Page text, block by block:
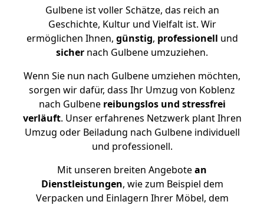
Gulbene ist voller Schätze, das reich an
Geschichte, Kultur und Vielfalt ist. Wir
ermöglichen Ihnen, günstig, professionell und
sicher nach Gulbene umzuziehen.
Wenn Sie nun nach Gulbene umziehen möchten,
sorgen wir dafür, dass Ihr Umzug von Koblenz
nach Gulbene reibungslos und stressfrei
verläuft. Unser erfahrenes Netzwerk plant Ihren
Umzug oder Beiladung nach Gulbene individuell
und professionell.
Mit unseren breiten Angebotean
Dienstleistungen, wie zum Beispiel dem
Verpacken und Einlagern Ihrer Möbel, dem